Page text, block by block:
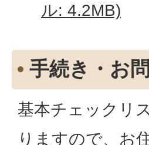
ル: 4.2MB)
手続き・お
基本チェックリ
りますので、お